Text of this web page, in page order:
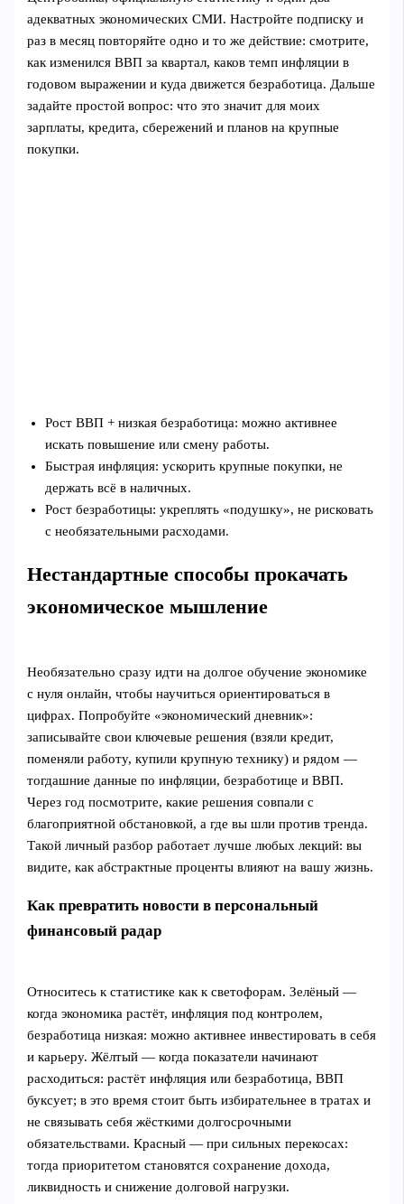
адекватных экономических СМИ. Настройте подписку и
раз в месяц повторяйте одно и то же действие: смотрите,
как изменился ВВП за квартал, каков темп инфляции в
годовом выражении и куда движется безработица. Дальше
задайте простой вопрос: что это значит для моих
зарплаты, кредита, сбережений и планов на крупные
покупки.
Рост ВВП + низкая безработица: можно активнее
искать повышение или смену работы.
Быстрая инфляция: ускорить крупные покупки, не
держать всё в наличных.
Рост безработицы: укреплять «подушку», не рисковать
с необязательными расходами.
Нестандартные способы прокачать
экономическое мышление
Необязательно сразу идти на долгое обучение экономике
с нуля онлайн, чтобы научиться ориентироваться в
цифрах. Попробуйте «экономический дневник»:
записывайте свои ключевые решения (взяли кредит,
поменяли работу, купили крупную технику) и рядом —
тогдашние данные по инфляции, безработице и ВВП.
Через год посмотрите, какие решения совпали с
благоприятной обстановкой, а где вы шли против тренда.
Такой личный разбор работает лучше любых лекций: вы
видите, как абстрактные проценты влияют на вашу жизнь.
Как превратить новости в персональный
финансовый радар
Относитесь к статистике как к светофорам. Зелёный —
когда экономика растёт, инфляция под контролем,
безработица низкая: можно активнее инвестировать в себя
и карьеру. Жёлтый — когда показатели начинают
расходиться: растёт инфляция или безработица, ВВП
буксует; в это время стоит быть избирательнее в тратах и
не связывать себя жёсткими долгосрочными
обязательствами. Красный — при сильных перекосах:
тогда приоритетом становятся сохранение дохода,
ликвидность и снижение долговой нагрузки.